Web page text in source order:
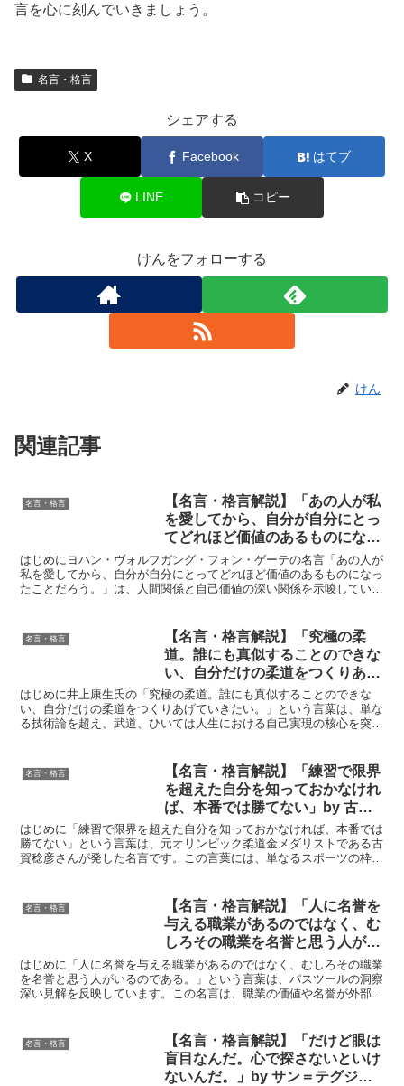
言を心に刻んでいきましょう。
名言・格言
シェアする
X Facebook はてブ
LINE コピー
けんをフォローする
けん
関連記事
名言・格言
【名言・格言解説】「あの人が私
を愛してから、自分が自分にとっ
てどれほど価値のあるものになっ
たことだろう。」by ゲーテの深
い意味と得られる教訓
はじめにヨハン・ヴォルフガング・フォン・ゲーテの名言「あの人が
私を愛してから、自分が自分にとってどれほど価値のあるものになっ
たことだろう。」は、人間関係と自己価値の深い関係を示唆していま
名言・格言
【名言・格言解説】「究極の柔
道。誰にも真似することのできな
い、自分だけの柔道をつくりあげ
ていきたい。」by 井上康生の深
い意味と得られる教訓
はじめに井上康生氏の「究極の柔道。誰にも真似することのできな
い、自分だけの柔道をつくりあげていきたい。」という言葉は、単な
る技術論を超え、武道、ひいては人生における自己実現の核心を突く
名言・格言
【名言・格言解説】「練習で限界
を超えた自分を知っておかなけれ
ば、本番では勝てない」by 古賀
稔彦の深い意味と得られる教訓
はじめに「練習で限界を超えた自分を知っておかなければ、本番では
勝てない」という言葉は、元オリンピック柔道金メダリストである古
賀稔彦さんが発した名言です。この言葉には、単なるスポーツの枠を
名言・格言
【名言・格言解説】「人に名誉を
与える職業があるのではなく、む
しろその職業を名誉と思う人がい
るのである。」by パスツールの
深い意味と得られる教訓
はじめに「人に名誉を与える職業があるのではなく、むしろその職業
を名誉と思う人がいるのである。」という言葉は、パスツールの洞察
深い見解を反映しています。この名言は、職業の価値や名誉が外部か
名言・格言
【名言・格言解説】「だけど眼は
盲目なんだ。心で探さないといけ
ないんだ。」by サン＝テグジュ